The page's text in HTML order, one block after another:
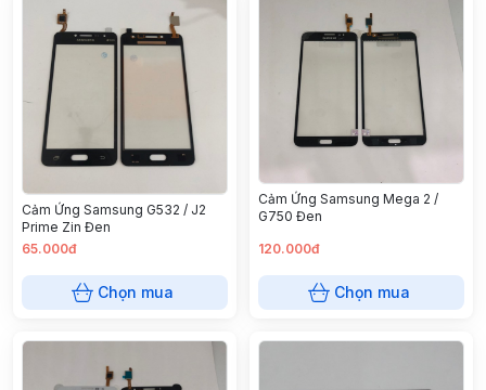
Cảm Ứng Samsung G532 / J2
Prime Zin Đen
65.000đ
Chọn mua
Cảm Ứng Samsung Mega 2 /
G750 Đen
120.000đ
Chọn mua